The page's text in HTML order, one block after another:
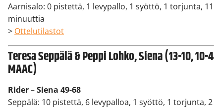
Aarnisalo: 0 pistettä, 1 levypallo, 1 syöttö, 1 torjunta, 11
minuuttia
> Ottelutilastot
Teresa Seppälä & Peppi Lohko, Siena (13-10, 10-4
MAAC)
Rider – Siena 49-68
Seppälä: 10 pistettä, 6 levypalloa, 1 syöttö, 1 torjunta, 2